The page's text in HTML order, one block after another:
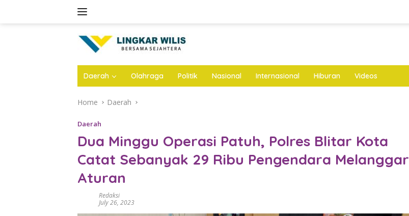
Daerah Olahraga Politik Nasional Internasional Hiburan Videos
Home Daerah
Daerah
Dua Minggu Operasi Patuh, Polres Blitar Kota
Catat Sebanyak 29 Ribu Pengendara Melanggar
Aturan
Redaksi
July 26, 2023